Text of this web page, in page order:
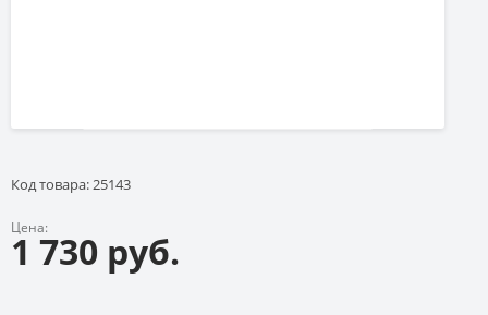
Код товара: 25143
Цена:
1 730 руб.